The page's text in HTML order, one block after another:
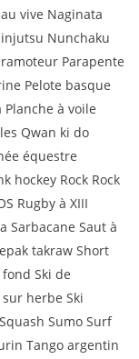
vive Naginata
Nunchaku
Parapente
Pelote basque
Planche à voile
Qwan ki do
équestre
hockey Rock Rock
Rugby à XIII
Sarbacane Saut à
takraw Short
Ski de
herbe Ski
Sumo Surf
Tango argentin